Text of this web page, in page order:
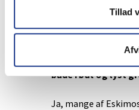
Tillad
fortæller, at mange
traditionelt
både rødt og lyst
Ja, mange af